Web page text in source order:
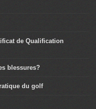
de Qualification
blessures?
du golf